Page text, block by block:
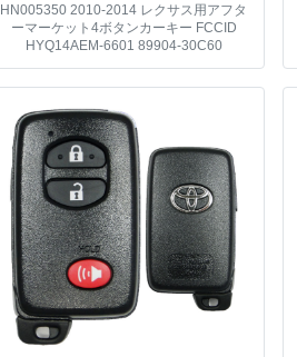
HN005350 2010-2014 レクサス用アフタ
ーマーケット4ボタンカーキー FCCID
HYQ14AEM-6601 89904-30C60